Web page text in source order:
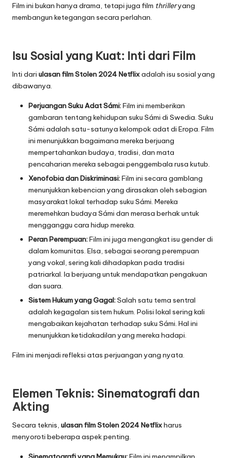
Film ini bukan hanya drama, tetapi juga film thrilleryang
membangun ketegangan secara perlahan.
Isu Sosial yang Kuat: Inti dari Film
Inti dari ulasan film Stolen 2024 Netflixadalah isu sosial yang
dibawanya.
Perjuangan Suku Adat Sámi:Film ini memberikan
gambaran tentang kehidupan suku Sámi di Swedia. Suku
Sámi adalah satu-satunya kelompok adat di Eropa. Film
ini menunjukkan bagaimana mereka berjuang
mempertahankan budaya, tradisi, dan mata
pencaharian mereka sebagai penggembala rusa kutub.
Xenofobia dan Diskriminasi:Film ini secara gamblang
menunjukkan kebencian yang dirasakan oleh sebagian
masyarakat lokal terhadap suku Sámi. Mereka
meremehkan budaya Sámi dan merasa berhak untuk
mengganggu cara hidup mereka.
Peran Perempuan:Film ini juga mengangkat isu gender di
dalam komunitas. Elsa, sebagai seorang perempuan
yang vokal, sering kali dihadapkan pada tradisi
patriarkal. Ia berjuang untuk mendapatkan pengakuan
dan suara.
Sistem Hukum yang Gagal:Salah satu tema sentral
adalah kegagalan sistem hukum. Polisi lokal sering kali
mengabaikan kejahatan terhadap suku Sámi. Hal ini
menunjukkan ketidakadilan yang mereka hadapi.
Film ini menjadi refleksi atas perjuangan yang nyata.
Elemen Teknis: Sinematografi dan
Akting
Secara teknis, ulasan film Stolen 2024 Netflixharus
menyoroti beberapa aspek penting.